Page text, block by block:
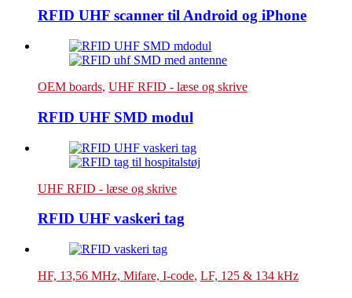
RFID UHF scanner til Android og iPhone
OEM boards, UHF RFID - læse og skrive
RFID UHF SMD modul
UHF RFID - læse og skrive
RFID UHF vaskeri tag
HF, 13,56 MHz, Mifare, I-code, LF, 125 & 134 kHz